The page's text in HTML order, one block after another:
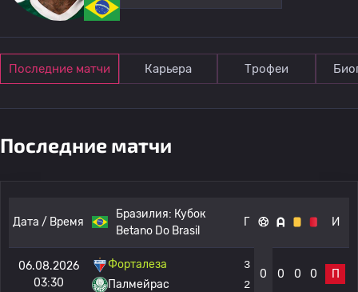
Последние матчи Карьера Трофеи
Последние матчи
Дата / Время
Бразилия: Кубок
Betano Do Brasil
Г И
06.08.2026
03:30
Форталеза
Палмейрас
3
2
0 0 0 0 П